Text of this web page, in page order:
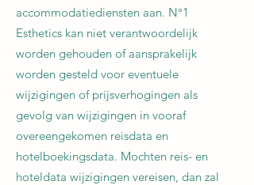
accommodatiediensten aan. N°1
Esthetics kan niet verantwoordelijk
worden gehouden of aansprakelijk
worden gesteld voor eventuele
wijzigingen of prijsverhogingen als
gevolg van wijzigingen in vooraf
overeengekomen reisdata en
hotelboekingsdata. Mochten reis- en
hoteldata wijzigingen vereisen, dan zal